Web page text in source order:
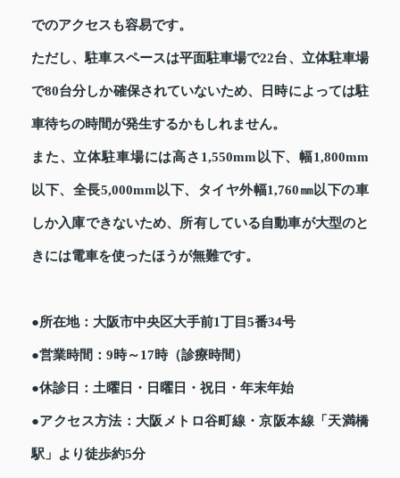
でのアクセスも容易です。
ただし、駐車スペースは平面駐車場で22台、立体駐車場
で80台分しか確保されていないため、日時によっては駐
車待ちの時間が発生するかもしれません。
また、立体駐車場には高さ1,550mm以下、幅1,800mm
以下、全長5,000mm以下、タイヤ外幅1,760㎜以下の車
しか入庫できないため、所有している自動車が大型のと
きには電車を使ったほうが無難です。
●所在地：大阪市中央区大手前1丁目5番34号
●営業時間：9時～17時（診療時間）
●休診日：土曜日・日曜日・祝日・年末年始
●アクセス方法：大阪メトロ谷町線・京阪本線「天満橋
駅」より徒歩約5分